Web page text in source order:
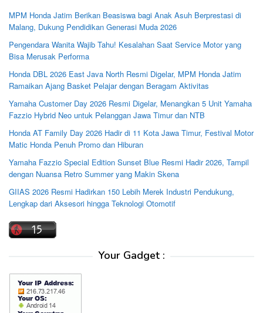
MPM Honda Jatim Berikan Beasiswa bagi Anak Asuh Berprestasi di
Malang, Dukung Pendidikan Generasi Muda 2026
Pengendara Wanita Wajib Tahu! Kesalahan Saat Service Motor yang
Bisa Merusak Performa
Honda DBL 2026 East Java North Resmi Digelar, MPM Honda Jatim
Ramaikan Ajang Basket Pelajar dengan Beragam Aktivitas
Yamaha Customer Day 2026 Resmi Digelar, Menangkan 5 Unit Yamaha
Fazzio Hybrid Neo untuk Pelanggan Jawa Timur dan NTB
Honda AT Family Day 2026 Hadir di 11 Kota Jawa Timur, Festival Motor
Matic Honda Penuh Promo dan Hiburan
Yamaha Fazzio Special Edition Sunset Blue Resmi Hadir 2026, Tampil
dengan Nuansa Retro Summer yang Makin Skena
GIIAS 2026 Resmi Hadirkan 150 Lebih Merek Industri Pendukung,
Lengkap dari Aksesori hingga Teknologi Otomotif
Your Gadget :